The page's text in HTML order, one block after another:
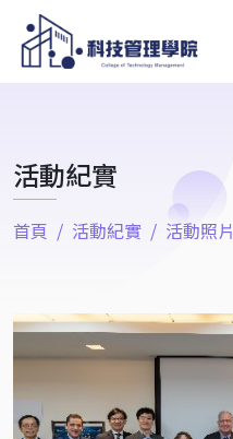
活動紀實
首頁 活動紀實 活動照片